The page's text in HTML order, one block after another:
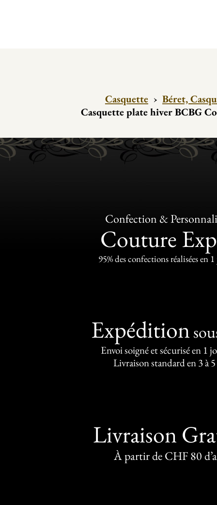
Casquette › Béret,
Casquette plate hiver BCBG
Confection &
Couture
95% des confections réalisées en
Expédition
Envoi soigné et sécurisé en 1
Livraison standard en 3 à
Livraison
À partir de CHF 80